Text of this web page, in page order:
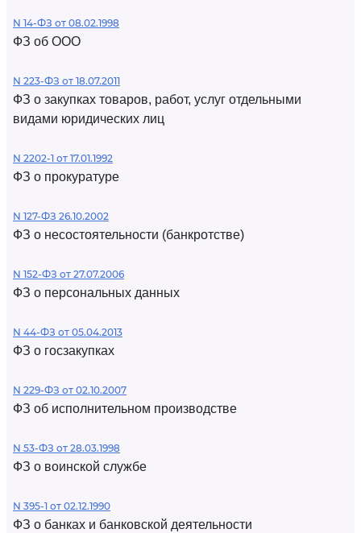
N 14-ФЗ от 08.02.1998
ФЗ об ООО
N 223-ФЗ от 18.07.2011
ФЗ о закупках товаров, работ, услуг отдельными
видами юридических лиц
N 2202-1 от 17.01.1992
ФЗ о прокуратуре
N 127-ФЗ 26.10.2002
ФЗ о несостоятельности (банкротстве)
N 152-ФЗ от 27.07.2006
ФЗ о персональных данных
N 44-ФЗ от 05.04.2013
ФЗ о госзакупках
N 229-ФЗ от 02.10.2007
ФЗ об исполнительном производстве
N 53-ФЗ от 28.03.1998
ФЗ о воинской службе
N 395-1 от 02.12.1990
ФЗ о банках и банковской деятельности